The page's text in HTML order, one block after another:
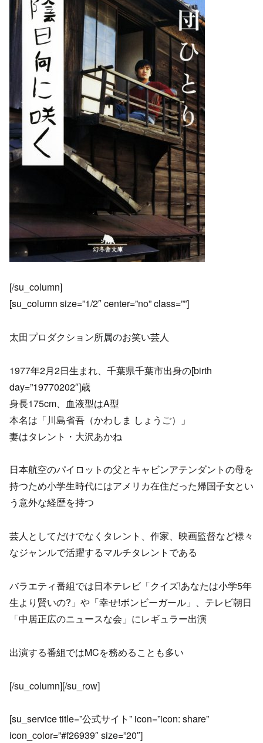
[/su_column]
[su_column size=”1/2″ center=”no” class=””]
太田プロダクション所属のお笑い芸人
1977年2月2日生まれ、千葉県千葉市出身の[birth
day=”19770202″]歳
身長175cm、血液型はA型
本名は「川島省吾（かわしま しょうご）」
妻はタレント・大沢あかね
日本航空のパイロットの父とキャビンアテンダントの母を
持つため小学生時代にはアメリカ在住だった帰国子女とい
う意外な経歴を持つ
芸人としてだけでなくタレント、作家、映画監督など様々
なジャンルで活躍するマルチタレントである
バラエティ番組では日本テレビ「クイズ!あなたは小学5年
生より賢いの?」や「幸せ!ボンビーガール」、テレビ朝日
「中居正広のニュースな会」にレギュラー出演
出演する番組ではMCを務めることも多い
[/su_column][/su_row]
[su_service title=”公式サイト” icon=”icon: share”
icon_color=”#f26939″ size=”20″]